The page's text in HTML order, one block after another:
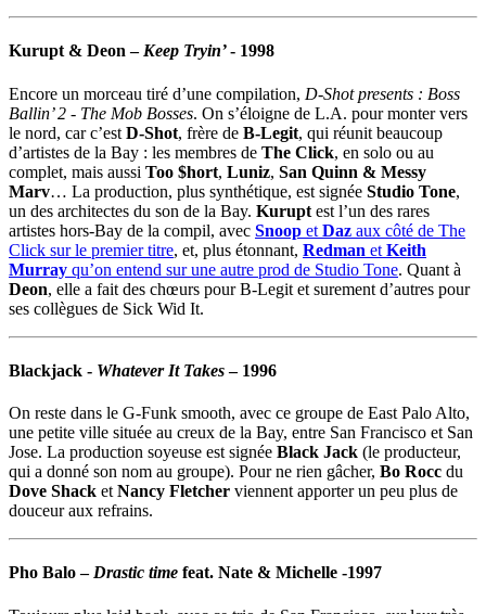
Kurupt & Deon – Keep Tryin’- 1998
Encore un morceau tiré d’une compilation, D-Shot presents : Boss
Ballin’ 2 - The Mob Bosses. On s’éloigne de L.A. pour monter vers
le nord, car c’est D-Shot, frère de B-Legit, qui réunit beaucoup
d’artistes de la Bay : les membres de The Click, en solo ou au
complet, mais aussi Too $hort, Luniz, San Quinn & Messy
Marv… La production, plus synthétique, est signée Studio Tone,
un des architectes du son de la Bay. Kurupt est l’un des rares
artistes hors-Bay de la compil, avec Snoop et Daz aux côté de The
Click sur le premier titre, et, plus étonnant, Redman et Keith
Murray qu’on entend sur une autre prod de Studio Tone. Quant à
Deon, elle a fait des chœurs pour B-Legit et surement d’autres pour
ses collègues de Sick Wid It.
Blackjack - Whatever It Takes– 1996
On reste dans le G-Funk smooth, avec ce groupe de East Palo Alto,
une petite ville située au creux de la Bay, entre San Francisco et San
Jose. La production soyeuse est signée Black Jack (le producteur,
qui a donné son nom au groupe). Pour ne rien gâcher, Bo Rocc du
Dove Shack et Nancy Fletcher viennent apporter un peu plus de
douceur aux refrains.
Pho Balo–Drastic time feat. Nate & Michelle -1997